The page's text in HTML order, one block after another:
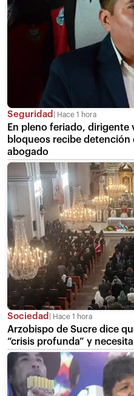
Seguridad Hace 1 hora
En pleno feriado,
bloqueos recibe
abogado
Sociedad Hace 1 hora
Arzobispo de Sucre dice
“crisis profunda” y